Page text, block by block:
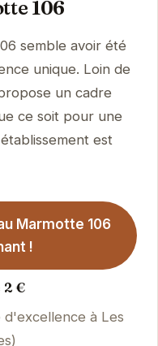
106
semble avoir été
unique. Loin de
un cadre
ce soit pour une
est
Marmotte 106
!
2 €
à Les